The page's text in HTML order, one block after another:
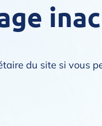
du site si vous